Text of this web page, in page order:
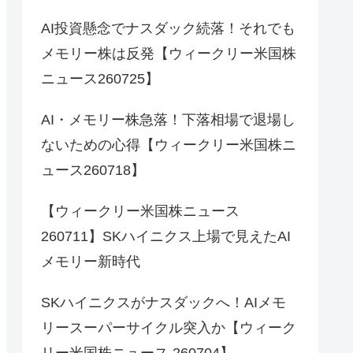
AI投資懸念でナスダック続落！それでも
メモリー株は反発【ウィークリー米国株
ニュース260725】
AI・メモリー株急落！下落相場で退場し
ないための心得【ウィークリー米国株ニ
ュース260718】
【ウィークリー米国株ニュース
260711】SKハイニクス上場で見えたAI
メモリー新時代
SKハイニクスがナスダックへ！AIメモ
リースーパーサイクル突入か【ウィーク